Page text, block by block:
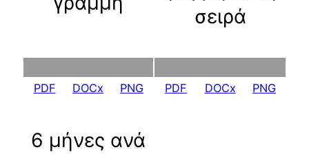
σειρά
PDF DOCx PNG PDF DOCx PNG
6 μήνες ανά